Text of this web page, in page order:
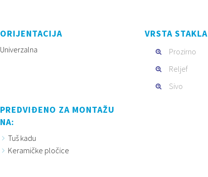
ORIJENTACIJA
Univerzalna
VRSTA STAKLA
Prozirno
Reljef
Sivo
PREDVIĐENO ZA MONTAŽU
NA:
Tuš kadu
Keramičke pločice